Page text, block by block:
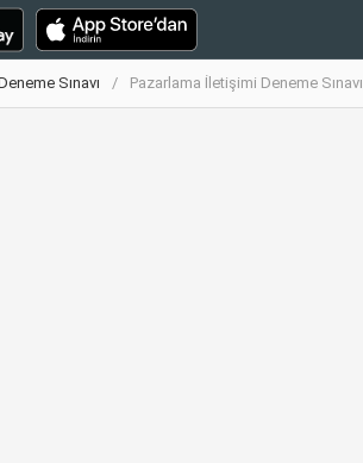
Sınavı Pazarlama İletişimi Deneme